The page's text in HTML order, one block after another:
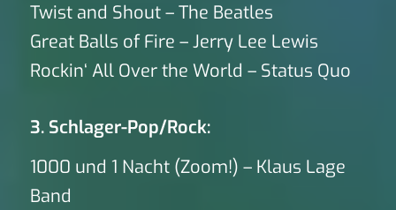
Twist and Shout – The Beatles
Great Balls of Fire – Jerry Lee Lewis
Rockin‘ All Over the World – Status Quo
3. Schlager-Pop/Rock:
1000 und 1 Nacht (Zoom!) – Klaus Lage
Band